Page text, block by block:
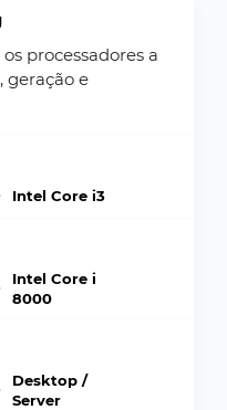
processadores a
geração e
Intel Core i3
Intel Core i
8000
Desktop /
Server